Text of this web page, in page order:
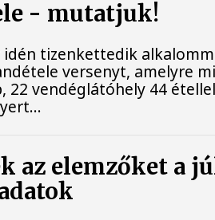
- mutatjuk!
idén tizenkettedik
versenyt, amelyre
22 vendéglátóhely 44
az elemzőket a